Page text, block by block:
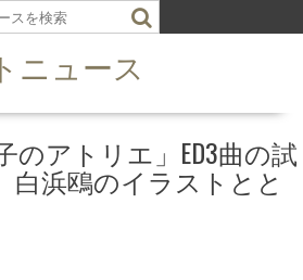
ニュース
のアトリエ」ED3曲の試
白浜鴎のイラストとと